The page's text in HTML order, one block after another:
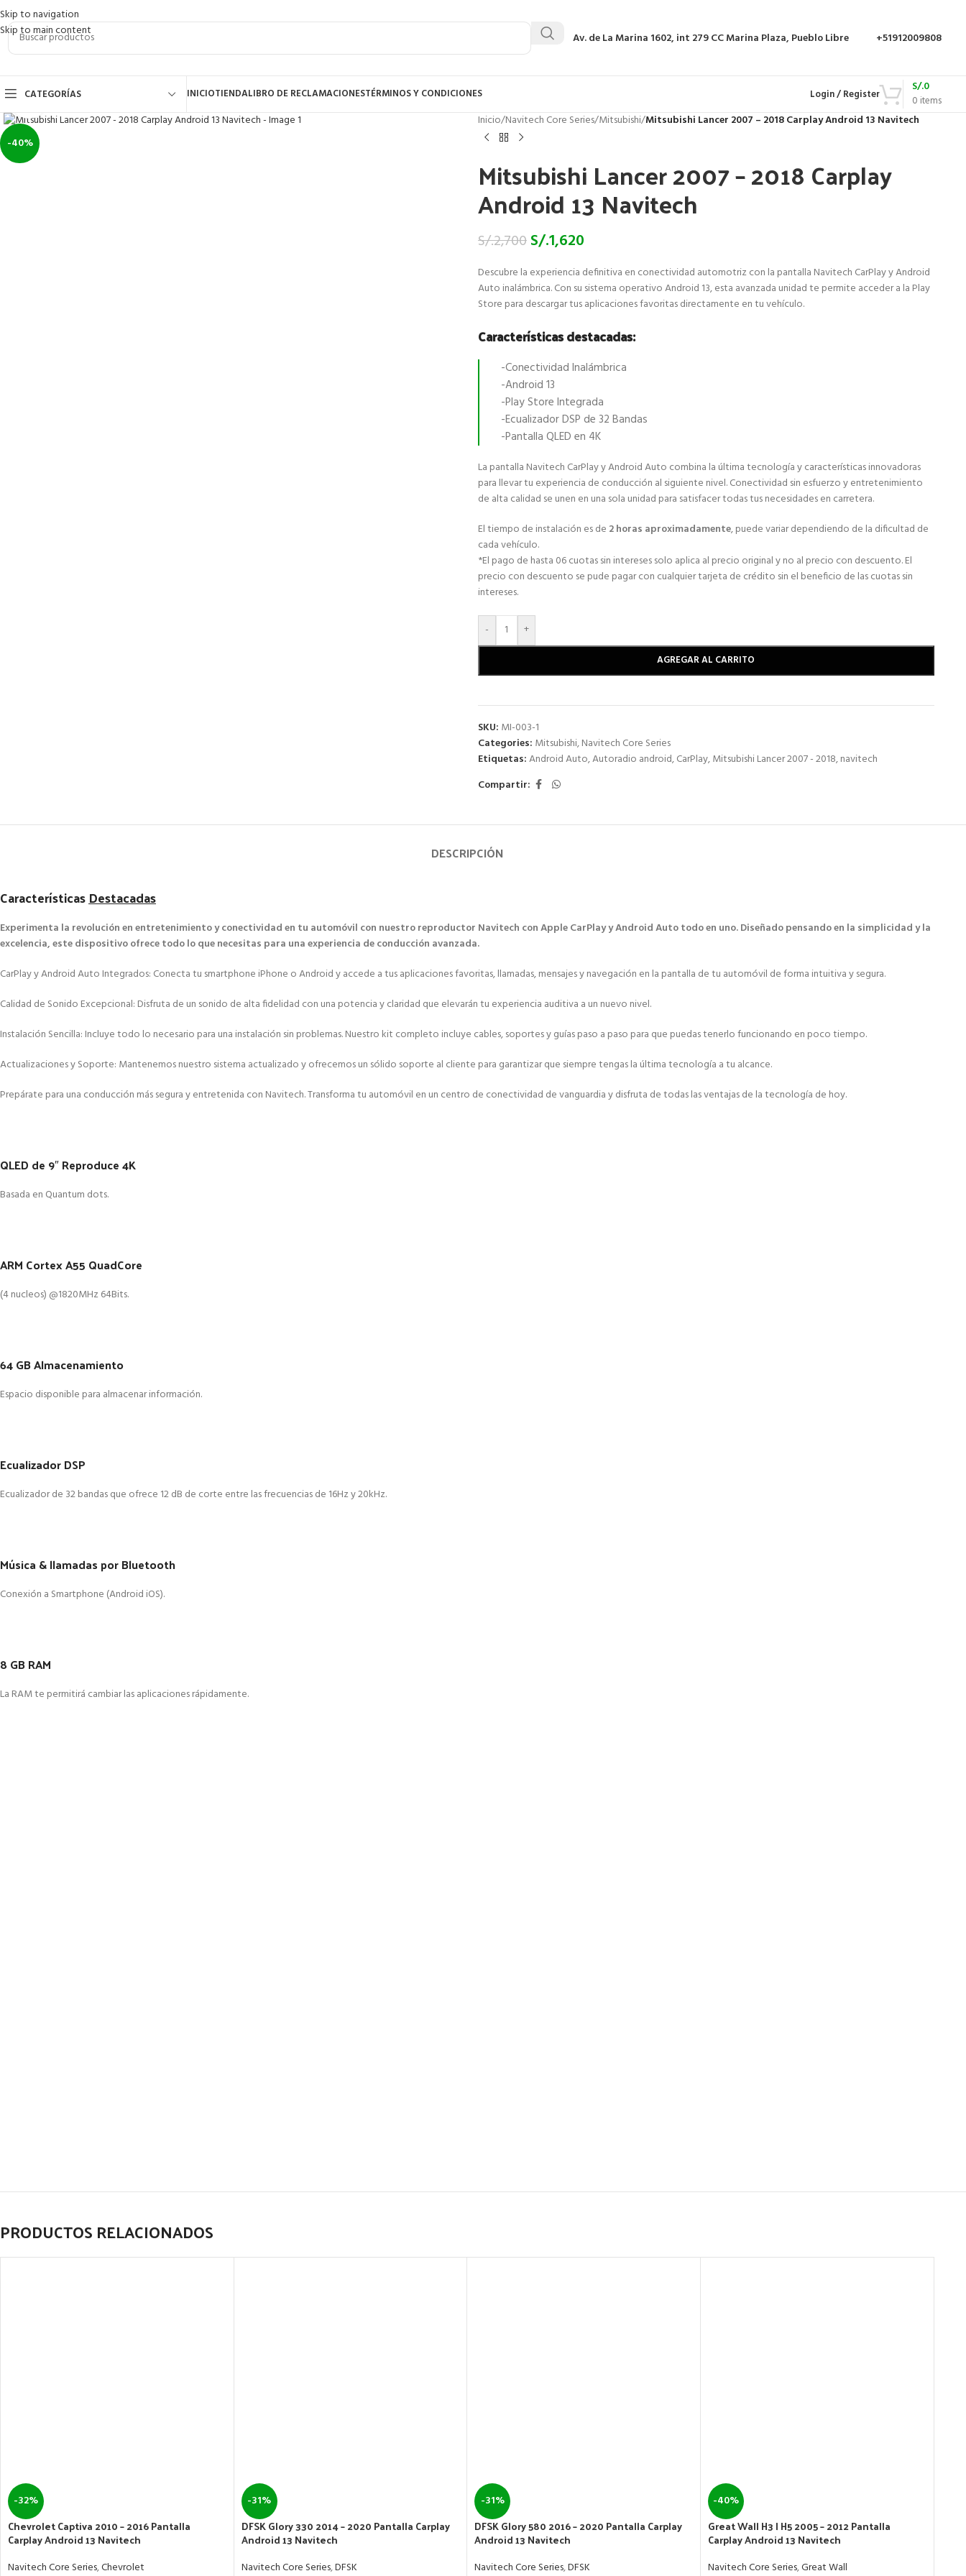
Skip to navigation
Skip to main content
Av. de La Marina 1602, int 279CC Marina Plaza, Pueblo Libre +51912009808
CATEGORÍAS INICIOTIENDALIBRO DE RECLAMACIONESTÉRMINOS Y CONDICIONES Login / Register 0 items
S/.0
-40%
Click to enlarge
Inicio/Navitech Core Series/Mitsubishi/Mitsubishi Lancer 2007 – 2018 Carplay Android 13 Navitech
Mitsubishi Lancer 2007 – 2018 Carplay
Android 13 Navitech
S/.2,700S/.1,620
Descubre la experiencia definitiva en conectividad automotriz con la pantalla Navitech CarPlay y Android
Auto inalámbrica. Con su sistema operativo Android 13, esta avanzada unidad te permite acceder a la Play
Store para descargar tus aplicaciones favoritas directamente en tu vehículo.
Características destacadas:
-Conectividad Inalámbrica
-Android 13
-Play Store Integrada
-Ecualizador DSP de 32 Bandas
-Pantalla QLED en 4K
La pantalla Navitech CarPlay y Android Auto combina la última tecnología y características innovadoras
para llevar tu experiencia de conducción al siguiente nivel. Conectividad sin esfuerzo y entretenimiento
de alta calidad se unen en una sola unidad para satisfacer todas tus necesidades en carretera.
El tiempo de instalación es de 2 horas aproximadamente, puede variar dependiendo de la dificultad de
cada vehículo.
*El pago de hasta 06 cuotas sin intereses solo aplica al precio original y no al precio con descuento. El
precio con descuento se pude pagar con cualquier tarjeta de crédito sin el beneficio de las cuotas sin
intereses.
- +
AGREGAR AL CARRITO
SKU: MI-003-1
Categories: Mitsubishi,Navitech Core Series
Etiquetas:Android Auto,Autoradio android,CarPlay,Mitsubishi Lancer 2007 - 2018,navitech
Compartir:
DESCRIPCIÓN
CaracterísticasDestacadas
Experimenta la revolución en entretenimiento y conectividad en tu automóvil con nuestro reproductor Navitech con Apple CarPlay y Android Auto todo en uno. Diseñado pensando en la simplicidad y la
excelencia, este dispositivo ofrece todo lo que necesitas para una experiencia de conducción avanzada.
CarPlay y Android Auto Integrados: Conecta tu smartphone iPhone o Android y accede a tus aplicaciones favoritas, llamadas, mensajes y navegación en la pantalla de tu automóvil de forma intuitiva y segura.
Calidad de Sonido Excepcional: Disfruta de un sonido de alta fidelidad con una potencia y claridad que elevarán tu experiencia auditiva a un nuevo nivel.
Instalación Sencilla: Incluye todo lo necesario para una instalación sin problemas. Nuestro kit completo incluye cables, soportes y guías paso a paso para que puedas tenerlo funcionando en poco tiempo.
Actualizaciones y Soporte: Mantenemos nuestro sistema actualizado y ofrecemos un sólido soporte al cliente para garantizar que siempre tengas la última tecnología a tu alcance.
Prepárate para una conducción más segura y entretenida con Navitech. Transforma tu automóvil en un centro de conectividad de vanguardia y disfruta de todas las ventajas de la tecnología de hoy.
QLED de 9″ Reproduce 4K
Basada en Quantum dots.
ARM Cortex A55 QuadCore
(4 nucleos) @1820MHz 64Bits.
64 GB Almacenamiento
Espacio disponible para almacenar información.
Ecualizador DSP
Ecualizador de 32 bandas que ofrece 12 dB de corte entre las frecuencias de 16Hz y 20kHz.
Música & llamadas por Bluetooth
Conexión a Smartphone (Android iOS).
8 GB RAM
La RAM te permitirá cambiar las aplicaciones rápidamente.
PRODUCTOS RELACIONADOS
-32%
Chevrolet Captiva 2010 – 2016 Pantalla
Carplay Android 13 Navitech
Navitech Core Series,Chevrolet
-31%
DFSK Glory 330 2014 – 2020 Pantalla Carplay
Android 13 Navitech
Navitech Core Series,DFSK
-31%
DFSK Glory 580 2016 – 2020 Pantalla Carplay
Android 13 Navitech
Navitech Core Series,DFSK
-40%
Great Wall H3 | H5 2005 – 2012 Pantalla
Carplay Android 13 Navitech
Navitech Core Series,Great Wall